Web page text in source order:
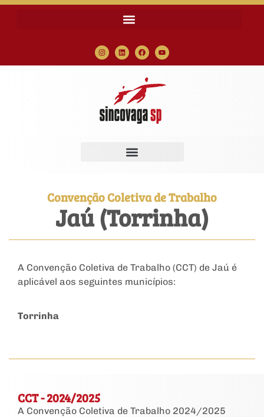
Convenção Coletiva de Trabalho
Jaú (Torrinha)
A Convenção Coletiva de Trabalho (CCT) de Jaú é
aplicável aos seguintes municípios:
Torrinha
CCT - 2024/2025
A Convenção Coletiva de Trabalho 2024/2025